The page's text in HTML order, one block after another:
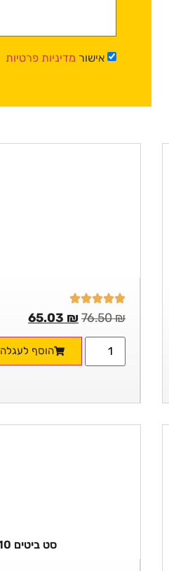
אישור מדיניות פרטיות
76.50₪
65.03 ₪
הוסף לעגלה
סט ביטים T10 תעשייתי באריזת מתקים 100 יח'